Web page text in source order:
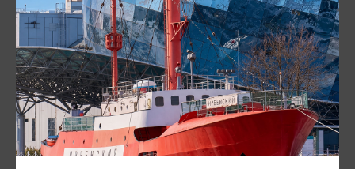
Туры и экскурсии
Афиша мероприятий
Сувениры
Гостевая книга
Гиды и экскурсоводы
Достопримечательности
Карты и маршруты
Рестораны
Гостиницы
Как доехать